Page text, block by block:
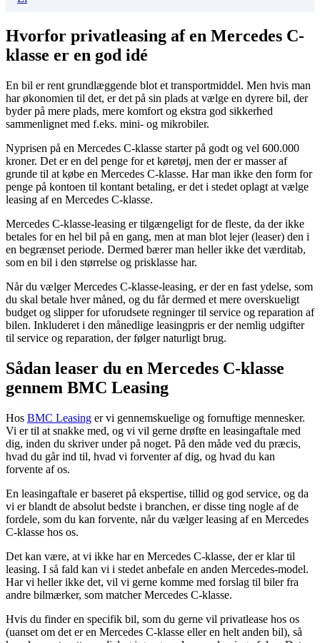
Hvorfor privatleasing af en Mercedes C-
klasse er en god idé
En bil er rent grundlæggende blot et transportmiddel. Men hvis man
har økonomien til det, er det på sin plads at vælge en dyrere bil, der
byder på mere plads, mere komfort og ekstra god sikkerhed
sammenlignet med f.eks. mini- og mikrobiler.
Nyprisen på en Mercedes C-klasse starter på godt og vel 600.000
kroner. Det er en del penge for et køretøj, men der er masser af
grunde til at købe en Mercedes C-klasse. Har man ikke den form for
penge på kontoen til kontant betaling, er det i stedet oplagt at vælge
leasing af en Mercedes C-klasse.
Mercedes C-klasse-leasing er tilgængeligt for de fleste, da der ikke
betales for en hel bil på en gang, men at man blot lejer (leaser) den i
en begrænset periode. Dermed bærer man heller ikke det værditab,
som en bil i den størrelse og prisklasse har.
Når du vælger Mercedes C-klasse-leasing, er der en fast ydelse, som
du skal betale hver måned, og du får dermed et mere overskueligt
budget og slipper for uforudsete regninger til service og reparation af
bilen. Inkluderet i den månedlige leasingpris er der nemlig udgifter
til service og reparation, der følger naturligt brug.
Sådan leaser du en Mercedes C-klasse
gennem BMC Leasing
Hos BMC Leasing er vi gennemskuelige og fornuftige mennesker.
Vi er til at snakke med, og vi vil gerne drøfte en leasingaftale med
dig, inden du skriver under på noget. På den måde ved du præcis,
hvad du går ind til, hvad vi forventer af dig, og hvad du kan
forvente af os.
En leasingaftale er baseret på ekspertise, tillid og god service, og da
vi er blandt de absolut bedste i branchen, er disse ting nogle af de
fordele, som du kan forvente, når du vælger leasing af en Mercedes
C-klasse hos os.
Det kan være, at vi ikke har en Mercedes C-klasse, der er klar til
leasing. I så fald kan vi i stedet anbefale en anden Mercedes-model.
Har vi heller ikke det, vil vi gerne komme med forslag til biler fra
andre bilmærker, som matcher Mercedes C-klasse.
Hvis du finder en specifik bil, som du gerne vil privatlease hos os
(uanset om det er en Mercedes C-klasse eller en helt anden bil), så